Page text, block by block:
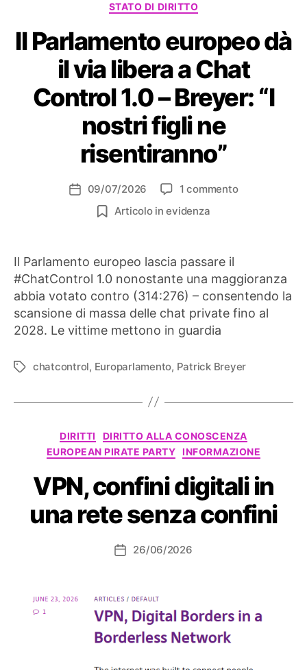
STATO DI DIRITTO
Il Parlamento europeo dà
il via libera a Chat
Control 1.0 – Breyer: “I
nostri figli ne
risentiranno”
Data
dell'articolo
09/07/2026 1 commentosu
via
libera
a
–
“I
figli
ne
risentiranno”
Articolo in evidenza
Il Parlamento europeo lascia passare il
#ChatControl 1.0 nonostante una maggioranza
abbia votato contro (314:276) – consentendo la
scansione di massa delle chat private fino al
2028. Le vittime mettono in guardia
Tag chatcontrol, Europarlamento, Patrick Breyer
Categorie
DIRITTI
DIRITTO ALLA CONOSCENZA
EUROPEAN PIRATE PARTY
INFORMAZIONE
VPN, confini digitali in
una rete senza confini
Data26/06/2026